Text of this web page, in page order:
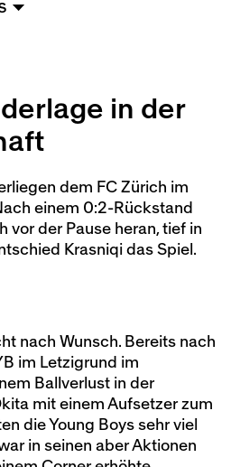
*
1:8
12:1
in der
dem FC Zürich im
einem 0:2-Rückstand
vor der Pause heran, tief in
Krasniqi das Spiel.
nach Wunsch. Bereits nach
im Letzigrund im
Ballverlust in der
mit einem Aufsetzer zum
die Young Boys sehr viel
in seinen aber Aktionen